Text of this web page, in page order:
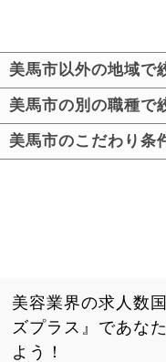
美馬市以外の地域で
美馬市の別の職種で
美馬市のこだわり条
美容業界の求人数
ズプラス』であな
よう！